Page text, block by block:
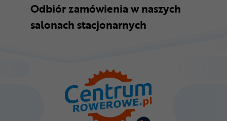
Odbiór zamówienia w naszych
salonach stacjonarnych